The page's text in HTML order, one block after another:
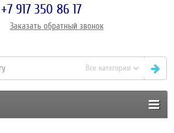
+7 917 350 86 17
Заказать обратный звонок
Все категории